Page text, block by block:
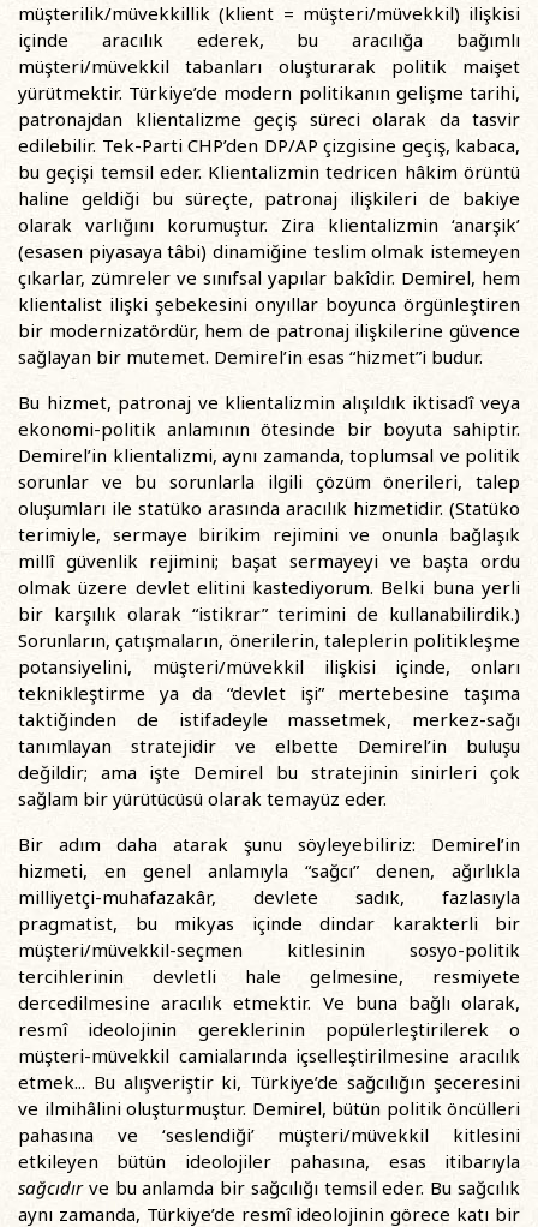
müşterilik/müvekkillik (klient = müşteri/müvekkil) ilişkisi
içinde aracılık ederek, bu aracılığa bağımlı
müşteri/müvekkil tabanları oluşturarak politik maişet
yürütmektir. Türkiye’de modern politikanın gelişme tarihi,
patronajdan klientalizme geçiş süreci olarak da tasvir
edilebilir. Tek-Parti CHP’den DP/AP çizgisine geçiş, kabaca,
bu geçişi temsil eder. Klientalizmin tedricen hâkim örüntü
haline geldiği bu süreçte, patronaj ilişkileri de bakiye
olarak varlığını korumuştur. Zira klientalizmin ‘anarşik’
(esasen piyasaya tâbi) dinamiğine teslim olmak istemeyen
çıkarlar, zümreler ve sınıfsal yapılar bakîdir. Demirel, hem
klientalist ilişki şebekesini onyıllar boyunca örgünleştiren
bir modernizatördür, hem de patronaj ilişkilerine güvence
sağlayan bir mutemet. Demirel’in esas “hizmet”i budur.
Bu hizmet, patronaj ve klientalizmin alışıldık iktisadî veya
ekonomi-politik anlamının ötesinde bir boyuta sahiptir.
Demirel’in klientalizmi, aynı zamanda, toplumsal ve politik
sorunlar ve bu sorunlarla ilgili çözüm önerileri, talep
oluşumları ile statüko arasında aracılık hizmetidir. (Statüko
terimiyle, sermaye birikim rejimini ve onunla bağlaşık
millî güvenlik rejimini; başat sermayeyi ve başta ordu
olmak üzere devlet elitini kastediyorum. Belki buna yerli
bir karşılık olarak “istikrar” terimini de kullanabilirdik.)
Sorunların, çatışmaların, önerilerin, taleplerin politikleşme
potansiyelini, müşteri/müvekkil ilişkisi içinde, onları
teknikleştirme ya da “devlet işi” mertebesine taşıma
taktiğinden de istifadeyle massetmek, merkez-sağı
tanımlayan stratejidir ve elbette Demirel’in buluşu
değildir; ama işte Demirel bu stratejinin sinirleri çok
sağlam bir yürütücüsü olarak temayüz eder.
Bir adım daha atarak şunu söyleyebiliriz: Demirel’in
hizmeti, en genel anlamıyla “sağcı” denen, ağırlıkla
milliyetçi-muhafazakâr, devlete sadık, fazlasıyla
pragmatist, bu mikyas içinde dindar karakterli bir
müşteri/müvekkil-seçmen kitlesinin sosyo-politik
tercihlerinin devletli hale gelmesine, resmiyete
dercedilmesine aracılık etmektir. Ve buna bağlı olarak,
resmî ideolojinin gereklerinin popülerleştirilerek o
müşteri-müvekkil camialarında içselleştirilmesine aracılık
etmek... Bu alışveriştir ki, Türkiye’de sağcılığın şeceresini
ve ilmihâlini oluşturmuştur. Demirel, bütün politik öncülleri
pahasına ve ‘seslendiği’ müşteri/müvekkil kitlesini
etkileyen bütün ideolojiler pahasına, esas itibarıyla
sağcıdırve bu anlamda bir sağcılığı temsil eder. Bu sağcılık
aynı zamanda, Türkiye’de resmî ideolojinin görece katı bir